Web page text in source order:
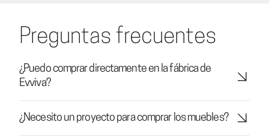
Preguntas frecuentes
¿Puedo comprar directamente en la fábrica de
Evviva?
¿Necesito un proyecto para comprar los muebles?